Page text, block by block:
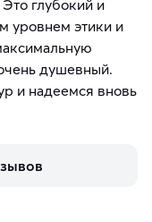
глубокий и
уровнем этики и
душевный.
и надеемся вновь